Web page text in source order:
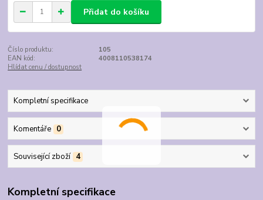
Přidat do košíku
Číslo produktu:
105
EAN kód:
4008110538174
Hlídat cenu / dostupnost
Kompletní specifikace
Komentáře 0
Související zboží 4
Kompletní specifikace